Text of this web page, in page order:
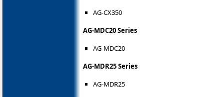
AG-CX350
AG-MDC20 Series
AG-MDC20
AG-MDR25 Series
AG-MDR25